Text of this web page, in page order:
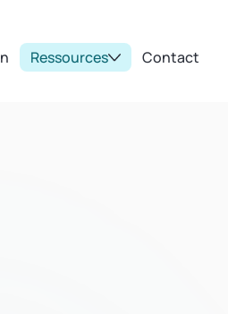
Ressources Contact